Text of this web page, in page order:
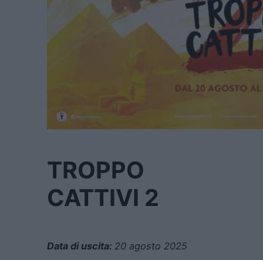
TROPPO
CATTIVI 2
Data di uscita: 20 agosto 2025